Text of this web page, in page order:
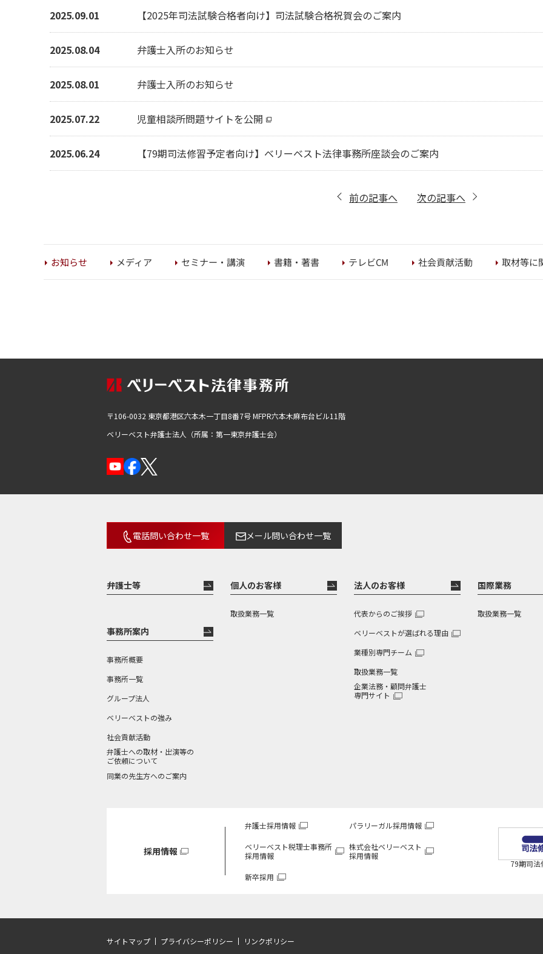
2025.09.01 【2025年司法試験合格者向け】司法試験合格祝賀会のご案内
2025.08.04 弁護士入所のお知らせ
2025.08.01 弁護士入所のお知らせ
2025.07.22 児童相談所問題サイトを公開
2025.06.24 【79期司法修習予定者向け】ベリーベスト法律事務所座談会のご案内
前の記事へ 次の記事へ
お知らせ メディア セミナー・講演 書籍・著書 テレビCM 社会貢献活動 取材等に
〒106-0032 東京都港区六本木一丁目8番7号MFPR六本木麻布台ビル11階
ベリーベスト弁護士法人（所属：第一東京弁護士会）
電話問い合わせ一覧 メール問い合わせ一覧
弁護士等
事務所案内
事務所概要
事務所一覧
グループ法人
ベリーベストの強み
社会貢献活動
弁護士への取材・出演等の
ご依頼について
同業の先生方へのご案内
個人のお客様
取扱業務一覧
法人のお客様
代表からのご挨拶
ベリーベストが選ばれる理由
業種別専門チーム
取扱業務一覧
企業法務・顧問弁護士
専門サイト
国際業務
取扱業務一覧
採用情報
弁護士採用情報 パラリーガル採用情報
ベリーベスト税理士事務所
採用情報
株式会社ベリーベスト
採用情報
新卒採用
79期司法
サイトマップ プライバシーポリシー リンクポリシー